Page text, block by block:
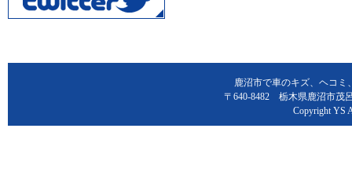
鹿沼市で車のキズ、ヘコ
〒640-8482 栃木県鹿沼市茂
Copyright YS